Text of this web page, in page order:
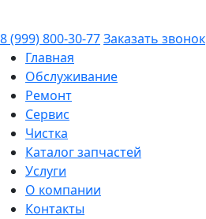
8 (999) 800-30-77Заказать звонок
Главная
Обслуживание
Ремонт
Сервис
Чистка
Каталог запчастей
Услуги
О компании
Контакты